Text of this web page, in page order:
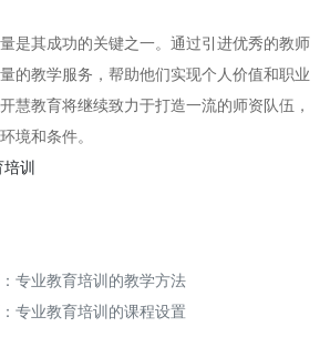
是其成功的关键之一。通过引进优秀的教师
的教学服务，帮助他们实现个人价值和职业
慧教育将继续致力于打造一流的师资队伍，
境和条件。
培训
专业教育培训的教学方法
专业教育培训的课程设置